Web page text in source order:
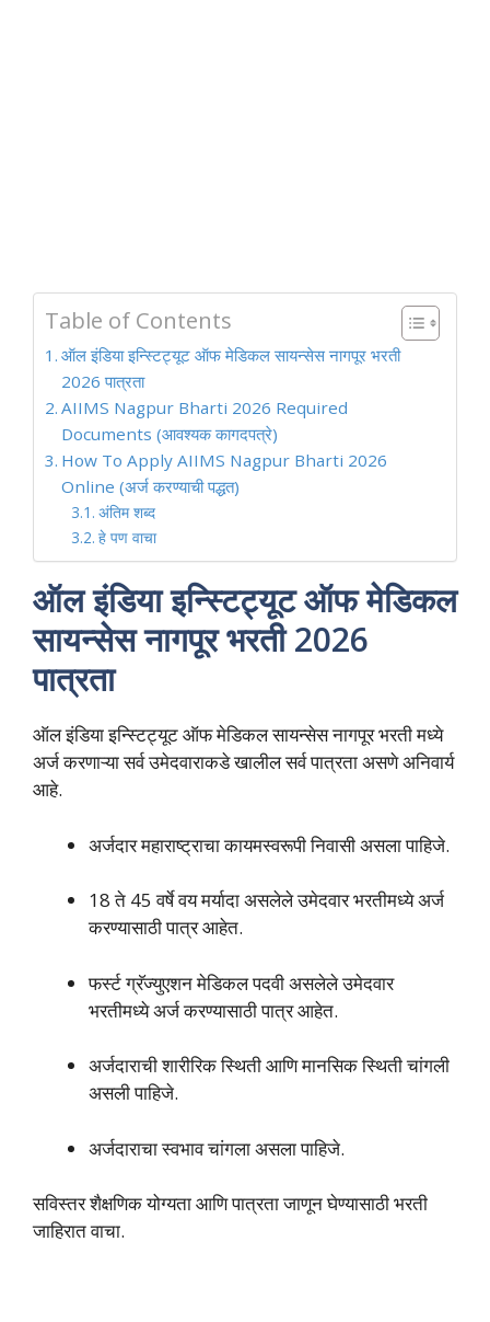
Table of Contents
ऑल इंडिया इन्स्टिट्यूट ऑफ मेडिकल सायन्सेस नागपूर भरती
2026 पात्रता
AIIMS Nagpur Bharti 2026 Required
Documents (आवश्यक कागदपत्रे)
How To Apply AIIMS Nagpur Bharti 2026
Online (अर्ज करण्याची पद्धत)
अंतिम शब्द
हे पण वाचा
ऑल इंडिया इन्स्टिट्यूट ऑफ मेडिकल
सायन्सेस नागपूर भरती 2026
पात्रता
ऑल इंडिया इन्स्टिट्यूट ऑफ मेडिकल सायन्सेस नागपूर भरती मध्ये
अर्ज करणाऱ्या सर्व उमेदवाराकडे खालील सर्व पात्रता असणे अनिवार्य
आहे.
अर्जदार महाराष्ट्राचा कायमस्वरूपी निवासी असला पाहिजे.
18 ते 45 वर्षे वय मर्यादा असलेले उमेदवार भरतीमध्ये अर्ज
करण्यासाठी पात्र आहेत.
फर्स्ट ग्रॅज्युएशन मेडिकल पदवी असलेले उमेदवार
भरतीमध्ये अर्ज करण्यासाठी पात्र आहेत.
अर्जदाराची शारीरिक स्थिती आणि मानसिक स्थिती चांगली
असली पाहिजे.
अर्जदाराचा स्वभाव चांगला असला पाहिजे.
सविस्तर शैक्षणिक योग्यता आणि पात्रता जाणून घेण्यासाठी भरती
जाहिरात वाचा.